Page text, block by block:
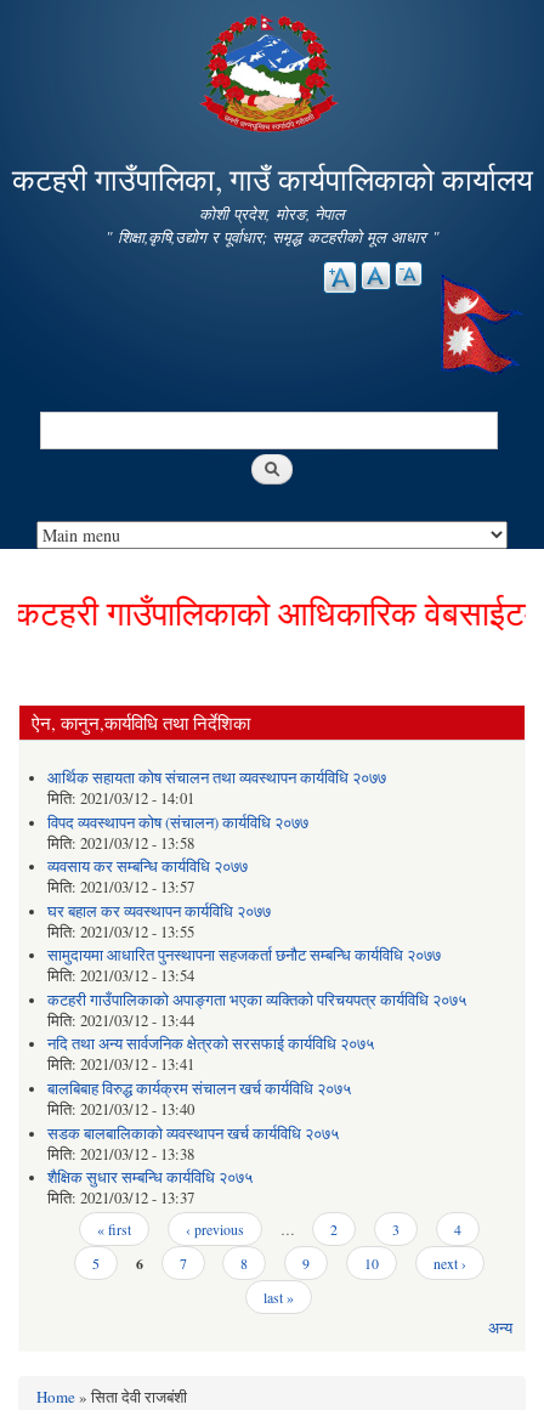
main
content
कटहरी गाउँपालिका, गाउँ कार्यपालिकाको कार्यालय
कोशी प्रदेश, मोरङ, नेपाल
" शिक्षा,कृषि,उद्योग र पूर्वाधार; समृद्ध कटहरीको मूल आधार "
Search
गाउँपालिकाको आधिकारिक वेबसाईटमा
ऐन, कानुन,कार्यविधि तथा निर्देशिका
आर्थिक सहायता कोष संचालन तथा व्यवस्थापन कार्यविधि २०७७
मिति: 2021/03/12 - 14:01
विपद व्यवस्थापन कोष (संचालन) कार्यविधि २०७७
मिति: 2021/03/12 - 13:58
व्यवसाय कर सम्बन्धि कार्यविधि २०७७
मिति: 2021/03/12 - 13:57
घर बहाल कर व्यवस्थापन कार्यविधि २०७७
मिति: 2021/03/12 - 13:55
सामुदायमा आधारित पुनस्थापना सहजकर्ता छनौट सम्बन्धि कार्यविधि २०७७
मिति: 2021/03/12 - 13:54
कटहरी गाउँपालिकाको अपाङ्गता भएका व्यक्तिको परिचयपत्र कार्यविधि २०७५
मिति: 2021/03/12 - 13:44
नदि तथा अन्य सार्वजनिक क्षेत्रको सरसफाई कार्यविधि २०७५
मिति: 2021/03/12 - 13:41
बालबिबाह विरुद्ध कार्यक्रम संचालन खर्च कार्यविधि २०७५
मिति: 2021/03/12 - 13:40
सडक बालबालिकाको व्यवस्थापन खर्च कार्यविधि २०७५
मिति: 2021/03/12 - 13:38
शैक्षिक सुधार सम्बन्धि कार्यविधि २०७५
मिति: 2021/03/12 - 13:37
Pages « first ‹ previous … 2 3
4
5
6 7 8 9 10
next ›
last »
अन्य
Home» सिता देवी राजबंशी